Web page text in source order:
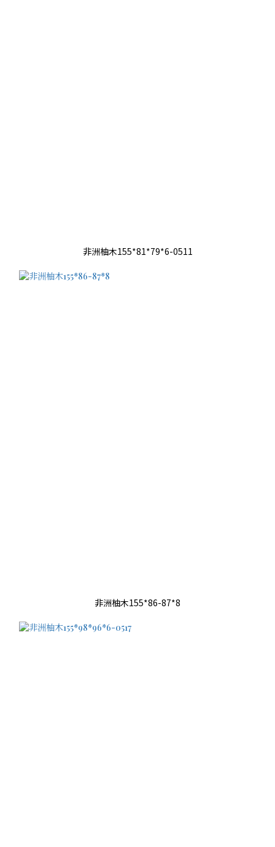
非洲柚木155*81*79*6-0511
非洲柚木155*86-87*8